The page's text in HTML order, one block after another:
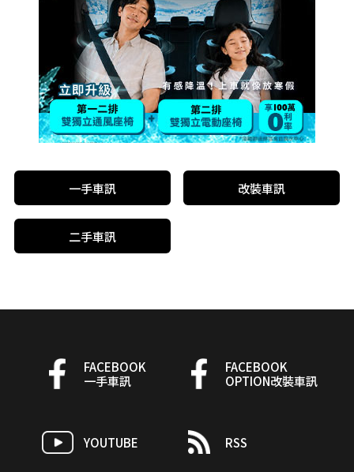
一手車訊 改裝車訊
二手車訊
FACEBOOK
一手車訊
FACEBOOK
OPTION改裝車訊
YOUTUBE RSS